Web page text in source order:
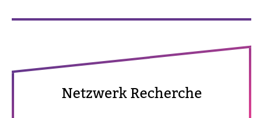
Netz­werk Recherche